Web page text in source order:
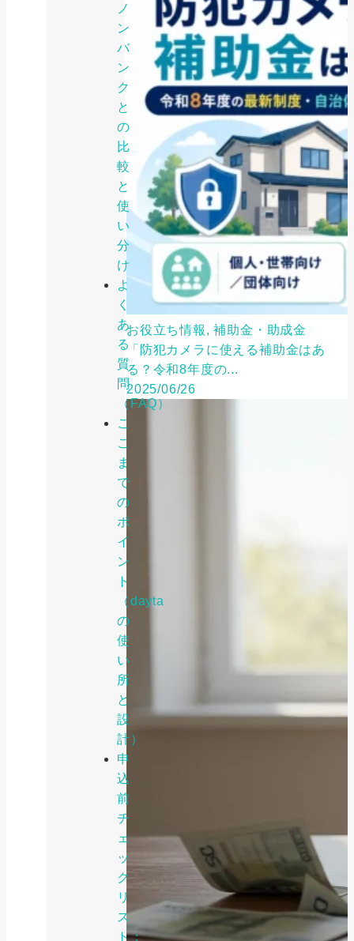
ノ
ン
バ
ン
ク
と
の
比
較
と
使
い
分
け
よ
く
あ
る
質
問
（FAQ）
こ
こ
ま
で
の
ポ
イ
ン
ト
（dayta
の
使
い
所
と
設
計）
申
込
前
チ
ェ
ッ
ク
リ
ス
ト：
お役立ち情報, 補助金・助成金
「防犯カメラに使える補助金はあ
る？令和8年度の...
2025/06/26